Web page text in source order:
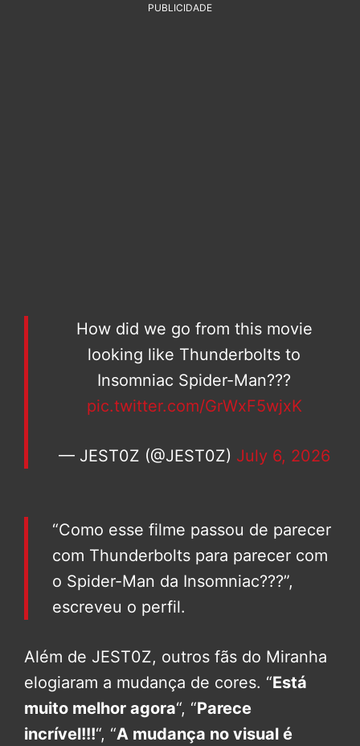
PUBLICIDADE
How did we go from this movie
looking like Thunderbolts to
Insomniac Spider-Man???
pic.twitter.com/GrWxF5wjxK
— JEST0Z (@JEST0Z) July 6, 2026
“Como esse filme passou de parecer
com Thunderbolts para parecer com
o Spider-Man da Insomniac???”,
escreveu o perfil.
Além de JEST0Z, outros fãs do Miranha
elogiaram a mudança de cores. “Está
muito melhor agora“, “Parece
incrível!!!“, “A mudança no visual é